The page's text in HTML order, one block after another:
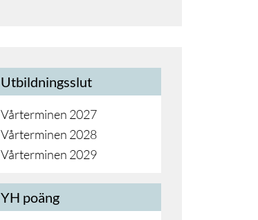
Utbildningsslut
Vårterminen 2027
Vårterminen 2028
Vårterminen 2029
YH poäng